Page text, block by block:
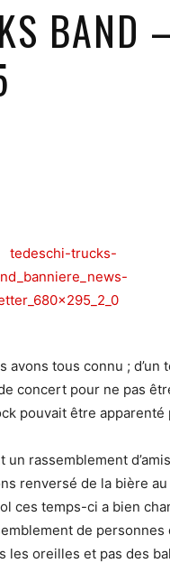
avons tous connu ;
concert pour ne pas
pouvait être
rassemblement
renversé de la bière
ces temps-ci a bien
de
oreilles et pas des